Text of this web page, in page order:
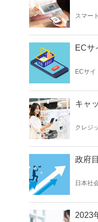
スマー
の担
ECサ
ECサ
があ
キャ
クレジ
政府
日本社
う目
2023